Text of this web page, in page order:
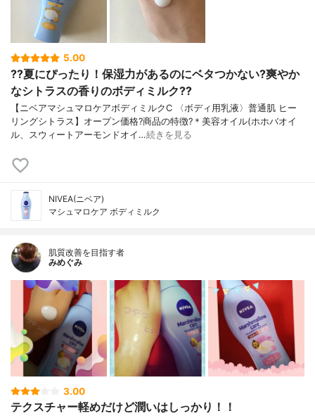
5.00
??夏にぴったり！保湿力があるのにベタつかない?爽やか
なシトラスの香りのボディミルク??
【ニベアマシュマロケアボディミルクC 〈ボディ用乳液〉普通肌 ヒー
リングシトラス】オープン価格?商品の特徴?＊美容オイル(ホホバオイ
ル、スウィートアーモンドオイ…続きを見る
NIVEA(ニベア)
マシュマロケア ボディミルク
肌質改善を目指す者
みめぐみ
3.00
テクスチャー軽めだけど潤いはしっかり！！